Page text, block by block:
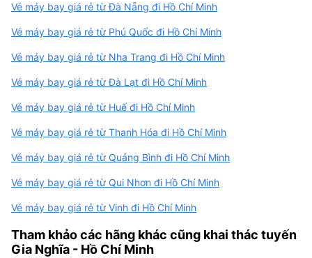
Vé máy bay giá rẻ từ Đà Nẵng đi Hồ Chí Minh
Vé máy bay giá rẻ từ Phú Quốc đi Hồ Chí Minh
Vé máy bay giá rẻ từ Nha Trang đi Hồ Chí Minh
Vé máy bay giá rẻ từ Đà Lạt đi Hồ Chí Minh
Vé máy bay giá rẻ từ Huế đi Hồ Chí Minh
Vé máy bay giá rẻ từ Thanh Hóa đi Hồ Chí Minh
Vé máy bay giá rẻ từ Quảng Bình đi Hồ Chí Minh
Vé máy bay giá rẻ từ Qui Nhơn đi Hồ Chí Minh
Vé máy bay giá rẻ từ Vinh đi Hồ Chí Minh
Tham khảo các hãng khác cũng khai thác tuyến
Gia Nghĩa - Hồ Chí Minh